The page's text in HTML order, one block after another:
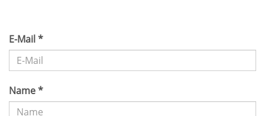
E-Mail *
Name *